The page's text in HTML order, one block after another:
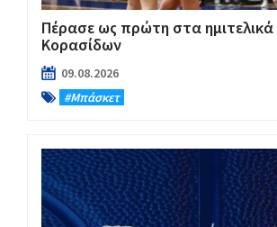
Πέρασε ως πρώτη στα ημιτελικά
Κορασίδων
09.08.2026
#Μπάσκετ